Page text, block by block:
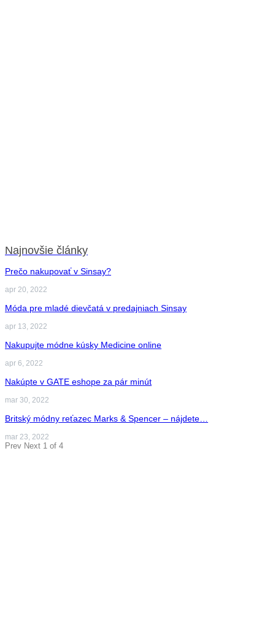
Najnovšie články
Prečo nakupovať v Sinsay?
apr 20, 2022
Móda pre mladé dievčatá v predajniach Sinsay
apr 13, 2022
Nakupujte módne kúsky Medicine online
apr 6, 2022
Nakúpte v GATE eshope za pár minút
mar 30, 2022
Britský módny reťazec Marks & Spencer – nájdete…
mar 23, 2022
Prev Next 1 of 4